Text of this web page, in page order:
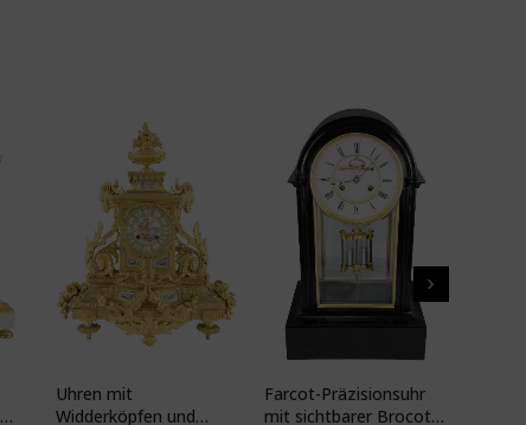
Uhren mit
Widderköpfen und
Farcot-Präzisionsuhr
mit sichtbarer Brocot-